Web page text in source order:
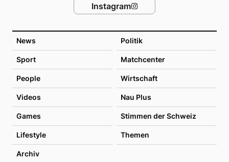
News Politik
Sport Matchcenter
People Wirtschaft
Videos Nau Plus
Games Stimmen der Schweiz
Lifestyle Themen
Archiv
Instagram